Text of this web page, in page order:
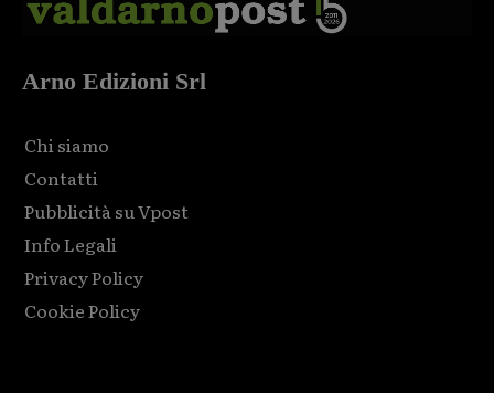
Arno Edizioni Srl
Chi siamo
Contatti
Pubblicità su Vpost
Info Legali
Privacy Policy
Cookie Policy